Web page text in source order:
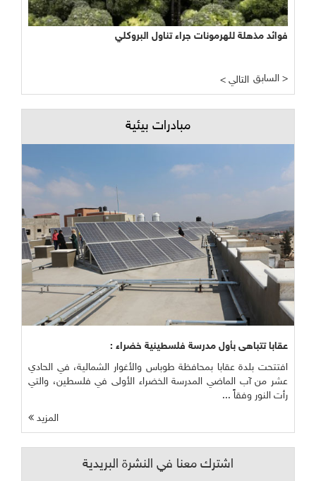
فوائد مذهلة للهرمونات جراء تناول البروكلي
< التالي السابق >
مبادرات بيئية
عقابا تتباهى بأول مدرسة فلسطينية خضراء :
افتتحت بلدة عقابا بمحافظة طوباس والأغوار الشمالية، في الحادي
عشر من آب الماضي المدرسة الخضراء الأولى في فلسطين، والتي
رأت النور وفقاً ...
المزيد
اشترك معنا في النشرة البريدية